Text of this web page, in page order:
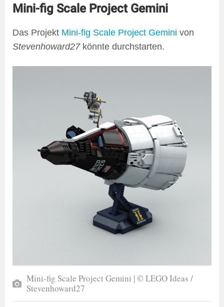
Mini-fig Scale Project Gemini
Das Projekt Mini-fig Scale Project Gemini von
Stevenhoward27könnte durchstarten.
Mini-fig Scale Project Gemini | © LEGO Ideas /
Stevenhoward27